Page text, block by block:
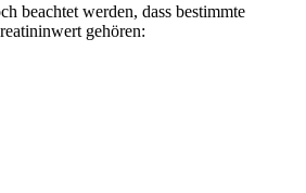
beachtet werden, dass bestimmte
gehören: